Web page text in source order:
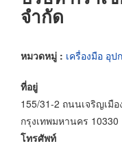
จำกัด
หมวดหมู่ : เครื่องมือ อุ
ที่อยู่
155/31-2 ถนนเจริญเมื
กรุงเทพมหานคร 10330
โทรศัพท์